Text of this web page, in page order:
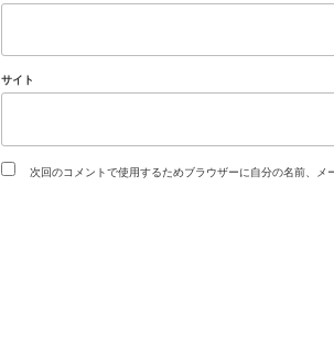
サイト
次回のコメントで使用するためブラウザーに自分の名前、メ